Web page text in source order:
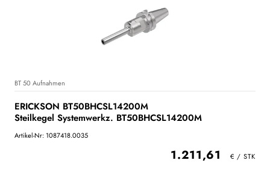
BT 50 Aufnahmen
ERICKSON BT50BHCSL14200M
Steilkegel Systemwerkz. BT50BHCSL14200M
Artikel-Nr: 1087418.0035
1.211,61